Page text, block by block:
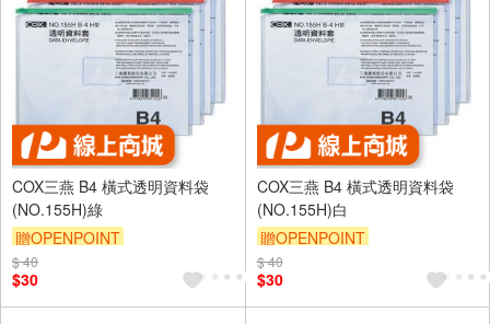
COX三燕 B4 橫式透明資料袋
(NO.155H)綠
贈OPENPOINT
$ 40
$30
COX三燕 B4 橫式透明資料袋
(NO.155H)白
贈OPENPOINT
$ 40
$30